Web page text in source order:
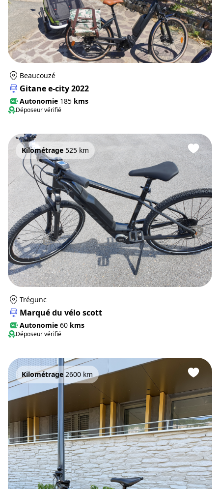
Beaucouzé
Gitane e-city 2022
Autonomie 185 kms
Déposeur vérifié
Kilométrage 525 km
Trégunc
Marqué du vélo scott
Autonomie 60 kms
Déposeur vérifié
Kilométrage 2600 km